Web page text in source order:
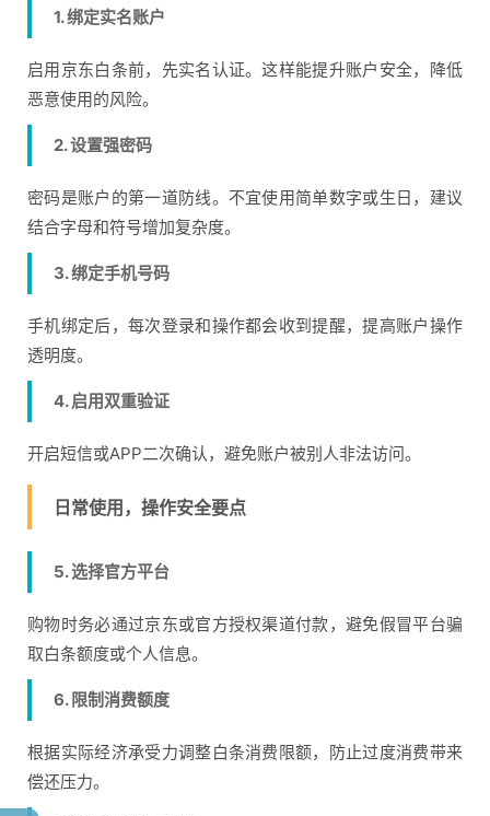
1. 绑定实名账户
启用京东白条前，先实名认证。这样能提升账户安全，降低
恶意使用的风险。
2. 设置强密码
密码是账户的第一道防线。不宜使用简单数字或生日，建议
结合字母和符号增加复杂度。
3. 绑定手机号码
手机绑定后，每次登录和操作都会收到提醒，提高账户操作
透明度。
4. 启用双重验证
开启短信或APP二次确认，避免账户被别人非法访问。
日常使用，操作安全要点
5. 选择官方平台
购物时务必通过京东或官方授权渠道付款，避免假冒平台骗
取白条额度或个人信息。
6. 限制消费额度
根据实际经济承受力调整白条消费限额，防止过度消费带来
偿还压力。